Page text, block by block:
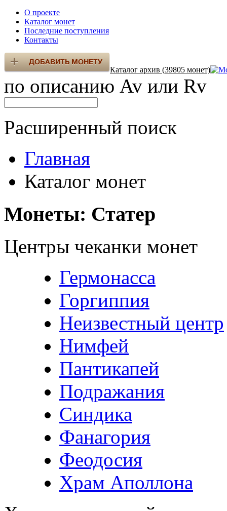
О проекте
Каталог монет
Последние поступления
Контакты
Каталог архив (39805 монет)
по описанию Av или Rv
Расширенный поиск
Главная
Каталог монет
Монеты: Статер
Центры чеканки монет
Гермонасса
Горгиппия
Неизвестный центр
Нимфей
Пантикапей
Подражания
Синдика
Фанагория
Феодосия
Храм Аполлона